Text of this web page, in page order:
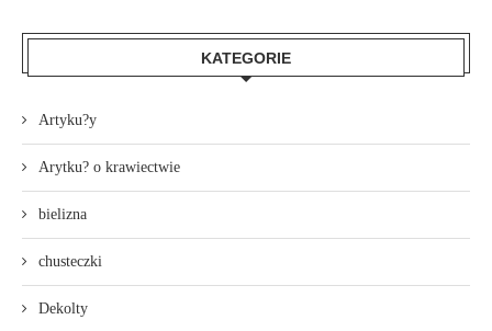
KATEGORIE
Artyku?y
Arytku? o krawiectwie
bielizna
chusteczki
Dekolty